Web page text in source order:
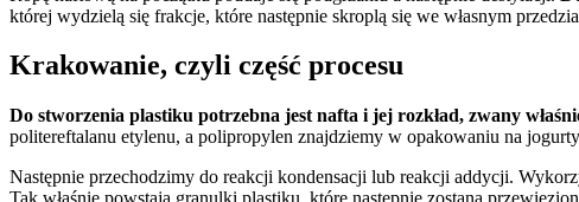
której wydzielą się frakcje, które następnie skroplą się we własnym
Krakowanie, czyli część procesu
Do stworzenia plastiku potrzebna jest nafta i jej rozkład, zwany
politereftalanu etylenu, a polipropylen znajdziemy w opakowaniu na
Następnie przechodzimy do reakcji kondensacji lub reakcji addycji.